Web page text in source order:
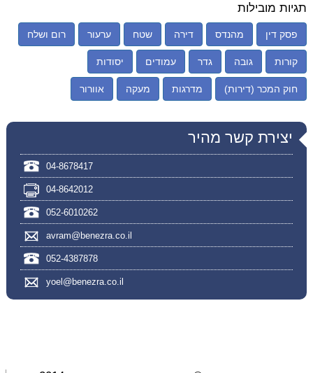
תגיות מובילות
פסק דין מהנדס דירה שטח ערעור רום ושלח
קורות גובה גדר עמודים יסודות
חוק המכר (דירות) מדרגות מעקה אוורור
יצירת קשר מהיר
04-8678417
04-8642012
052-6010262
avram@benezra.co.il
052-4387878
yoel@benezra.co.il